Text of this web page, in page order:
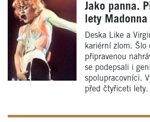
Jako panna.
lety
Deska Like a
kariérní zlom. Šlo
připravenou
se podepsali i
spolupracovníci.
před čtyřiceti lety.